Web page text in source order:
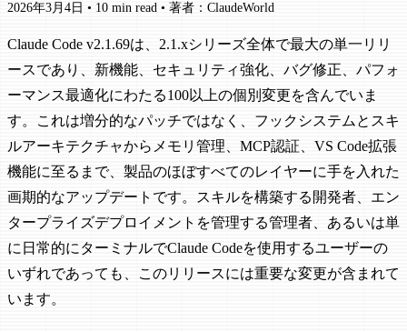
2026年3月4日 • 10 min read • 著者：ClaudeWorld
Claude Code v2.1.69は、2.1.xシリーズ全体で最大の単一リリ
ースであり、新機能、セキュリティ強化、バグ修正、パフォ
ーマンス最適化にわたる100以上の個別変更を含んでいま
す。これは増分的なパッチではなく、フックシステムとスキ
ルアーキテクチャからメモリ管理、MCP認証、VS Code拡張
機能に至るまで、製品のほぼすべてのレイヤーに手を入れた
画期的なアップデートです。スキルを構築する開発者、エン
タープライズデプロイメントを管理する管理者、あるいは単
に日常的にターミナルでClaude Codeを使用するユーザーの
いずれであっても、このリリースには重要な変更が含まれて
います。